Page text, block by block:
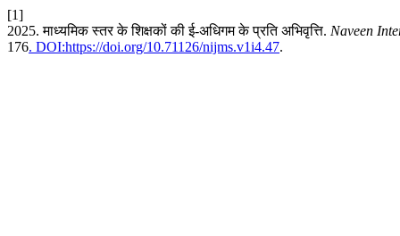
[1]
2025. माध्यमिक स्तर के शिक्षकों की ई-अधिगम के प्रति अभिवृत्ति. Naveen
176. DOI:https://doi.org/10.71126/nijms.v1i4.47.